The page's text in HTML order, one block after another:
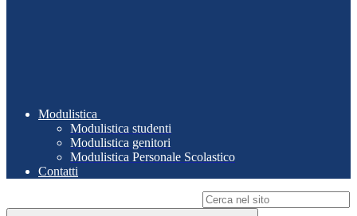
Modulistica
Modulistica studenti
Modulistica genitori
Modulistica Personale Scolastico
Contatti